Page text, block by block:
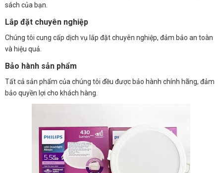
sách của bạn.
Lắp đặt chuyên nghiệp
Chúng tôi cung cấp dịch vụ lắp đặt chuyên nghiệp, đảm bảo an toàn
và hiệu quả.
Bảo hành sản phẩm
Tất cả sản phẩm của chúng tôi đều được bảo hành chính hãng, đảm
bảo quyền lợi cho khách hàng.